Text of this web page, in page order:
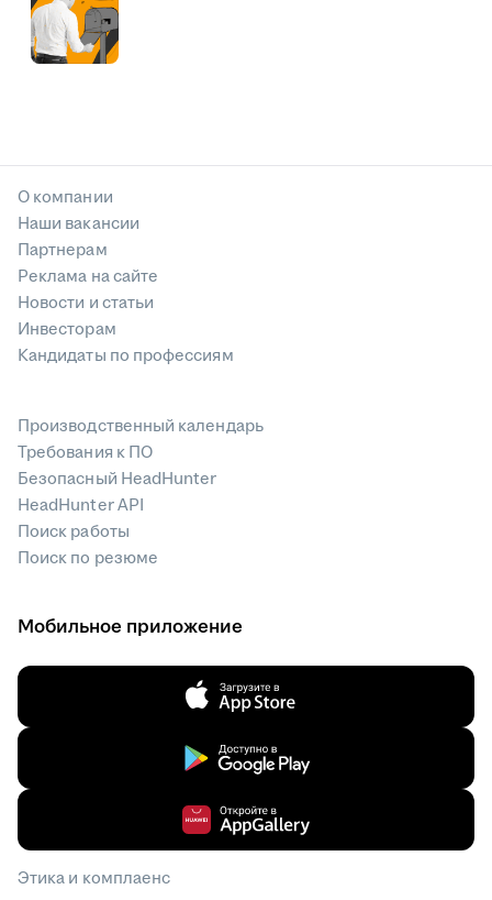
О компании
Наши вакансии
Партнерам
Реклама на сайте
Новости и статьи
Инвесторам
Кандидаты по профессиям
Производственный календарь
Требования к ПО
Безопасный HeadHunter
HeadHunter API
Поиск работы
Поиск по резюме
Мобильное приложение
Этика и комплаенс